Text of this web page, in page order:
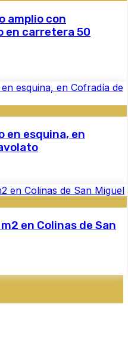
amplio con
en carretera 50
en esquina, en
en Colinas de San